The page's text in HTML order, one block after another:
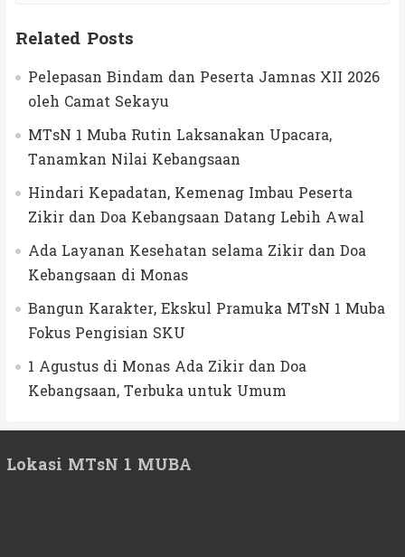
Related Posts
Pelepasan Bindam dan Peserta Jamnas XII 2026
oleh Camat Sekayu
MTsN 1 Muba Rutin Laksanakan Upacara,
Tanamkan Nilai Kebangsaan
Hindari Kepadatan, Kemenag Imbau Peserta
Zikir dan Doa Kebangsaan Datang Lebih Awal
Ada Layanan Kesehatan selama Zikir dan Doa
Kebangsaan di Monas
Bangun Karakter, Ekskul Pramuka MTsN 1 Muba
Fokus Pengisian SKU
1 Agustus di Monas Ada Zikir dan Doa
Kebangsaan, Terbuka untuk Umum
Lokasi MTsN 1 MUBA